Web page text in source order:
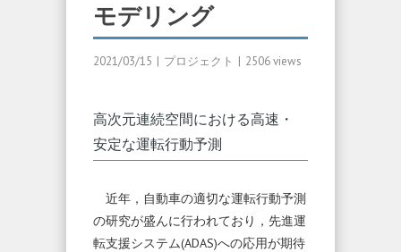
モデリング
2021/03/15 | プロジェクト | 2506 views
高次元連続空間における高速・
安定な運転行動予測
近年，自動車の適切な運転行動予測
の研究が盛んに行われており，先進運
転支援システム(ADAS)への応用が期待